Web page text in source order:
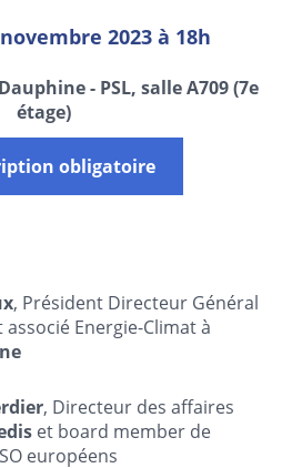
2023 à 18h
- PSL, salle A709 (7e
étage)
obligatoire
, Président Directeur Général
associé Energie-Climat à
, Directeur des affaires
et board member de
européens